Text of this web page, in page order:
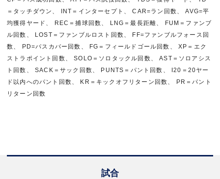
＝タッチダウン、 INT＝インターセプト、 CAR=ラン回数、 AVG=平
均獲得ヤード、 REC＝捕球回数、 LNG＝最長距離、 FUM＝ファンブ
ル回数、 LOST＝ファンブルロスト回数、 FF=ファンブルフォース回
数、 PD=パスカバー回数、 FG＝フィールドゴール回数、 XP＝エク
ストラポイント回数、 SOLO＝ソロタックル回数、 AST＝ソロアシス
ト回数、 SACK＝サック回数、 PUNTS＝パント回数、 I20＝20ヤー
ド以内へのパント回数、 KR＝キックオフリターン回数、 PR＝パント
リターン回数
試合